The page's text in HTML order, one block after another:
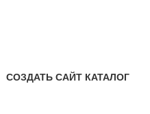
СОЗДАТЬ САЙТ КАТАЛОГ